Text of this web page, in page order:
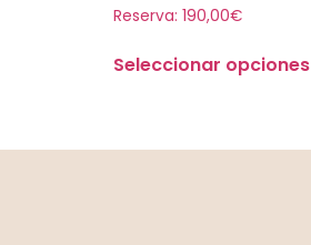
Reserva: 190,00€
Seleccionar opciones